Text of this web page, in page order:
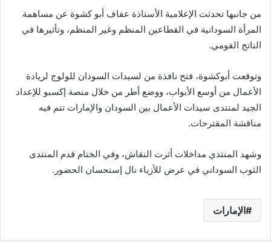
من جانبها تحدثت الإعلامية الأستاذة عفاف أبو كشوة عن مساهمة
المرأة السودانية في القطاعين المنظم وغير المنظم، وتأثيرها في
الناتج القومي.
وتوقعت أبوكشوة، فتح نافذة من لسيدات السودان للولوج لريادة
الأعمال من أوسع الأبواب، ووضع أطر من خلال منصة إكسبو للإعداد
الجيد لمنتدى سيدات الأعمال بين السودان والإمارات تتم فيه
مناقشة المقترحات.
وشهد المنتدي مداخلات أثرت النقاش، وفي الختام قدم المنتدى
الثوب السوداني في عرض للأزياء نال إستحسان الحضور.
الإمارات